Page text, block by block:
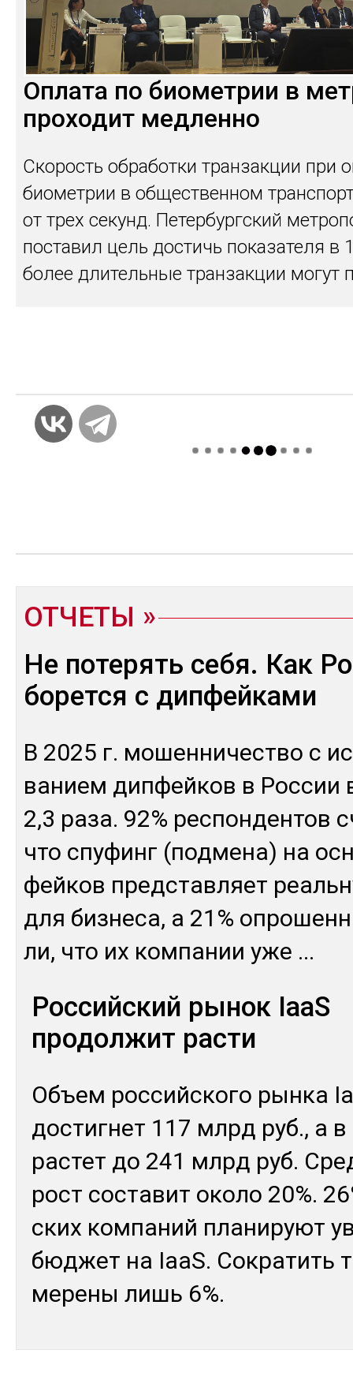
Оплата по биометрии в
проходит медленно
Скорость обработки транзакции при
биометрии в общественном
от трех секунд. Петербургский
поставил цель достичь показателя в
более длительные транзакции могут
ОТЧЕТЫ
Не потерять себя. Как
борется с дипфейками
В 2025 г. мо­шен­ни­чес­тво с
ванием дип­фей­ков в Рос­сии
2,3 ра­за. 92% рес­пон­ден­тов
что спу­финг (под­ме­на) на
фей­ков пред­став­ляет
для биз­не­са, а 21%
ли, что их ком­па­нии уже ...
Российский рынок IaaS
продолжит расти
Объ­ем рос­сий­ско­го рын­ка
дос­тиг­нет 117 млрд руб., а
рас­тет до 241 млрд руб.
рост сос­та­вит око­ло 20%.
ских ком­па­ний пла­нируют
бюд­жет на IaaS. Сок­ра­тить
мере­ны лишь 6%.